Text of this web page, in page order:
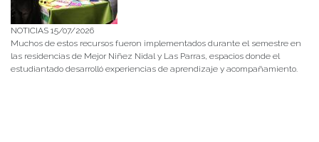
NOTICIAS 15/07/2026
Muchos de estos recursos fueron implementados durante el semestre en
las residencias de Mejor Niñez Nidal y Las Parras, espacios donde el
estudiantado desarrolló experiencias de aprendizaje y acompañamiento.